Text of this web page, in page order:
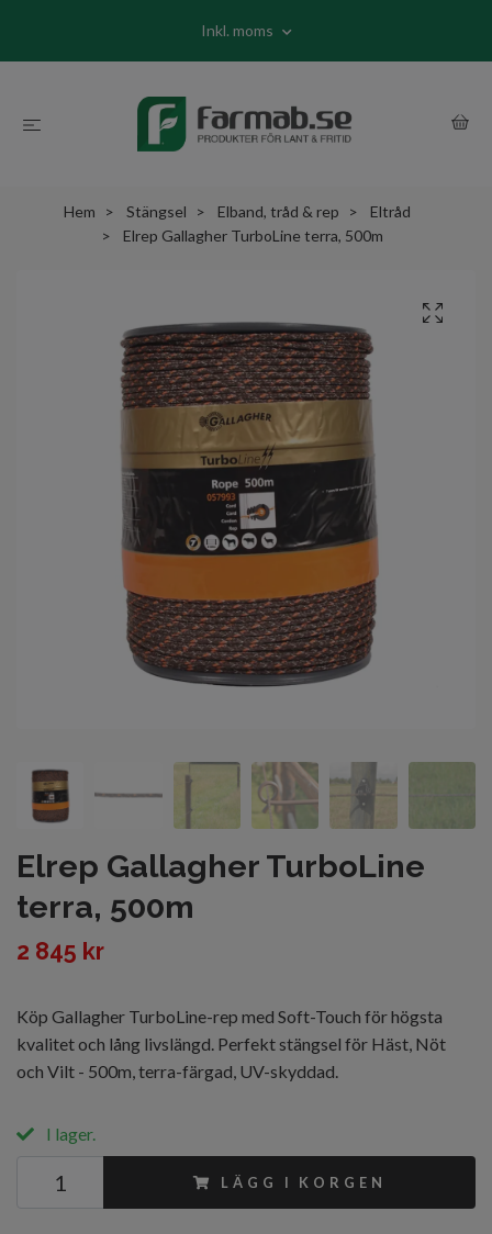
Inkl. moms
Hem Stängsel Elband, tråd & rep
Eltråd
Elrep Gallagher TurboLine terra, 500m
Elrep Gallagher TurboLine
terra, 500m
2 845 kr
Köp Gallagher TurboLine-rep med Soft-Touch för högsta
kvalitet och lång livslängd. Perfekt stängsel för Häst, Nöt
och Vilt - 500m, terra-färgad, UV-skyddad.
I lager.
LÄGG I KORGEN